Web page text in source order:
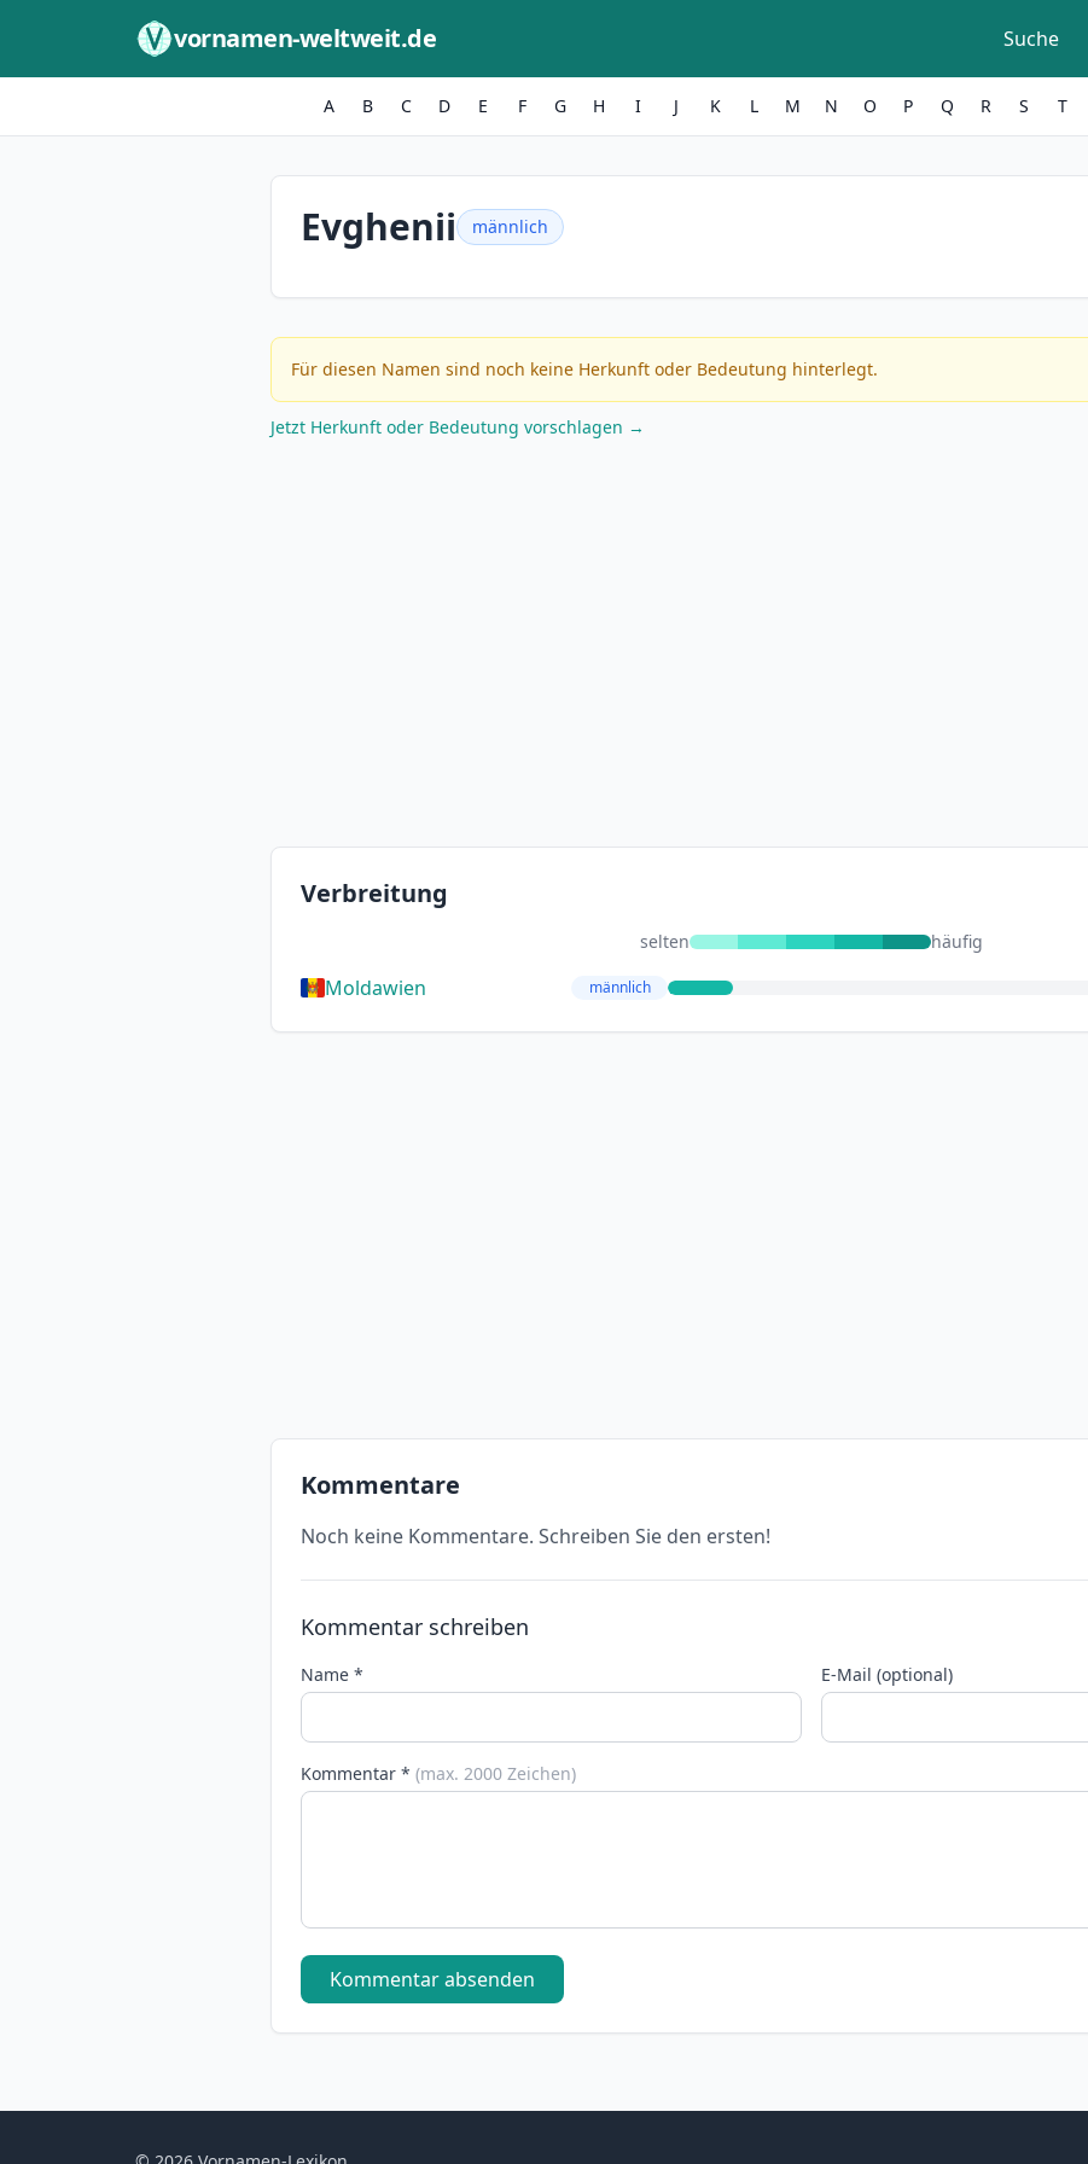
vornamen-weltweit.de Suche
A B C D E F G H I J K L M N O P Q R S T
Evghenii männlich
Für diesen Namen sind noch keine Herkunft oder Bedeutung hinterlegt.
Jetzt Herkunft oder Bedeutung vorschlagen →
Verbreitung
selten häufig
Moldawien männlich
Kommentare
Noch keine Kommentare. Schreiben Sie den ersten!
Kommentar schreiben
Name * E-Mail (optional)
Kommentar * (max. 2000 Zeichen)
Kommentar absenden